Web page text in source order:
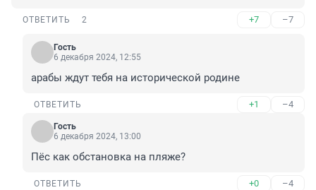
ОТВЕТИТЬ 2 +7 –7
Гость
6 декабря 2024, 12:55
арабы ждут тебя на исторической родине
ОТВЕТИТЬ +1 –4
Гость
6 декабря 2024, 13:00
Пёс как обстановка на пляже?
ОТВЕТИТЬ +0 –4